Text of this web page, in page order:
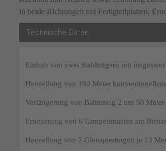
in beide Richtungen mit Fertigteilplatten,
Technische Daten
Einhub von zwei Stahlträgern mit
Herstellung von 190 Meter
Verlängerung von Bahnsteig 2 um 50
Erneuerung von 6 Lampenmasten am
Herstellung von 2 Gleisquerungen je 13